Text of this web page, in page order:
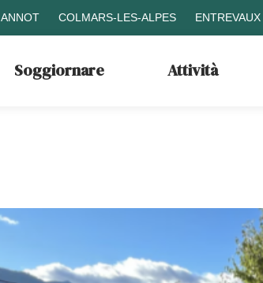
ANNOT COLMARS-LES-ALPES ENTREVAUX
Soggiornare Attività